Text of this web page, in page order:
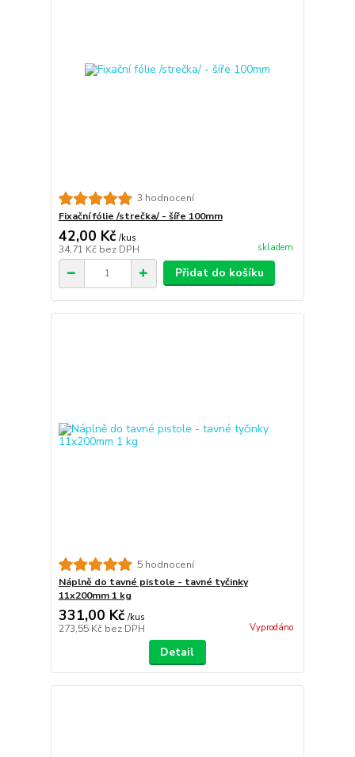
3 hodnocení
Fixační fólie /strečka/ - šíře 100mm
42,00 Kč /kus
34,71 Kč bez DPH skladem
Přidat do košíku
5 hodnocení
Náplně do tavné pistole - tavné tyčinky
11x200mm 1 kg
331,00 Kč /kus
273,55 Kč bez DPH Vyprodáno
Detail